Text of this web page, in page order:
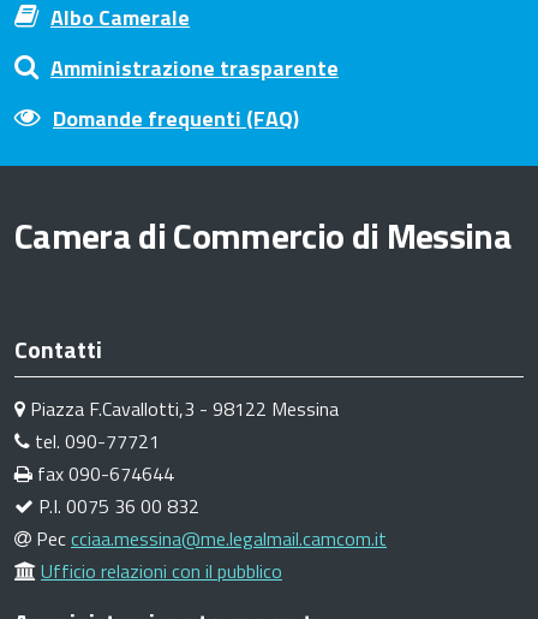
Albo Camerale
Amministrazione trasparente
Domande frequenti (FAQ)
Camera di Commercio di Messina
Contatti
Piazza F.Cavallotti,3 - 98122 Messina
tel. 090-77721
fax 090-674644
P.I. 0075 36 00 832
Peccciaa.messina@me.legalmail.camcom.it
Ufficio relazioni con il pubblico